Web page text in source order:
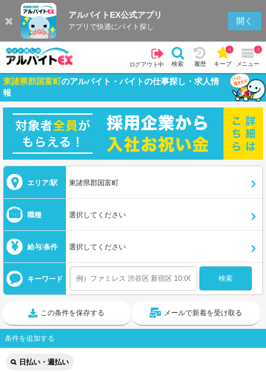
アルバイトEX公式アプリ
アプリで快適にバイト探し
開く
ログアウト中 検索 履歴 キープ
0
メニュー
0
東諸県郡国富町のアルバイト・バイトの仕事探し・求人情
報
エリア/駅 東諸県郡国富町
職種 選択してください
給与/条件 選択してください
キーワード
この条件を保存する メールで新着を受け取る
条件を追加する
日払い・週払い